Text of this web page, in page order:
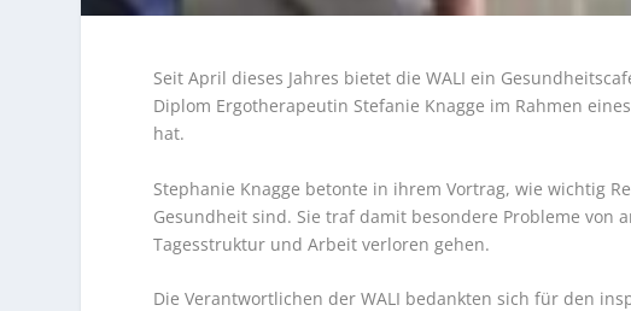
Seit April dieses Jahres bietet die WALI ein
Diplom Ergotherapeutin Stefanie Knagge im Rahmen
hat.
Stephanie Knagge betonte in ihrem Vortrag, wie wichtig
Gesundheit sind. Sie traf damit besondere Probleme
Tagesstruktur und Arbeit verloren gehen.
Die Verantwortlichen der WALI bedankten sich für den